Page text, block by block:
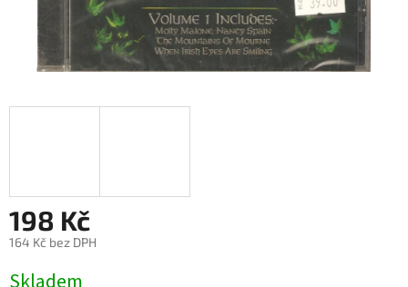
198 Kč
164 Kč bez DPH